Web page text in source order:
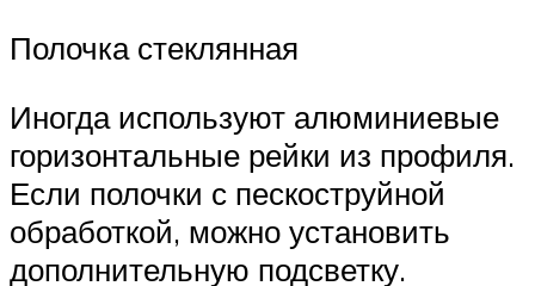
Полочка стеклянная
Иногда используют алюминиевые
горизонтальные рейки из профиля.
Если полочки с пескоструйной
обработкой, можно установить
дополнительную подсветку.